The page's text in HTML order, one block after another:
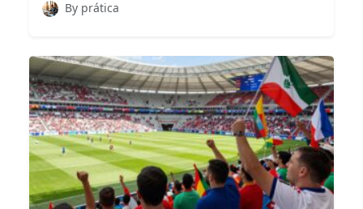
By prática